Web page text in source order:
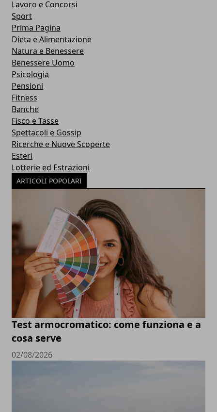
Lavoro e Concorsi
Sport
Prima Pagina
Dieta e Alimentazione
Natura e Benessere
Benessere Uomo
Psicologia
Pensioni
Fitness
Banche
Fisco e Tasse
Spettacoli e Gossip
Ricerche e Nuove Scoperte
Esteri
Lotterie ed Estrazioni
ARTICOLI POPOLARI
Test armocromatico: come funziona e a
cosa serve
02/08/2026